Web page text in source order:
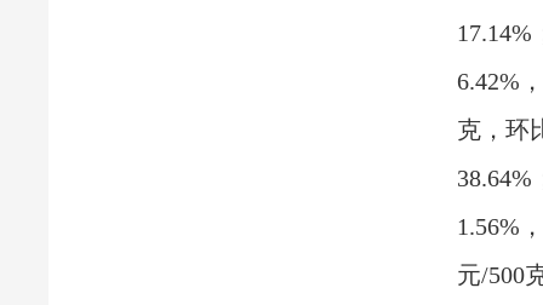
6.42%
克，环
1.56%
元/500